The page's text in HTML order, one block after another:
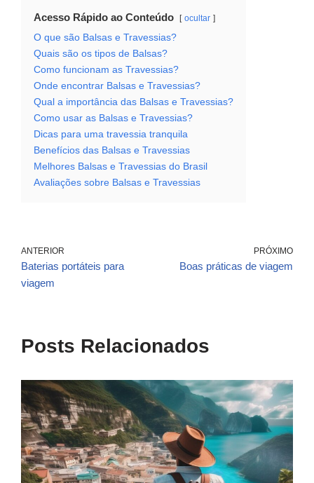
Acesso Rápido ao Conteúdo ocultar
O que são Balsas e Travessias?
Quais são os tipos de Balsas?
Como funcionam as Travessias?
Onde encontrar Balsas e Travessias?
Qual a importância das Balsas e Travessias?
Como usar as Balsas e Travessias?
Dicas para uma travessia tranquila
Benefícios das Balsas e Travessias
Melhores Balsas e Travessias do Brasil
Avaliações sobre Balsas e Travessias
ANTERIOR
Baterias portáteis para
viagem
PRÓXIMO
Boas práticas de viagem
Posts Relacionados